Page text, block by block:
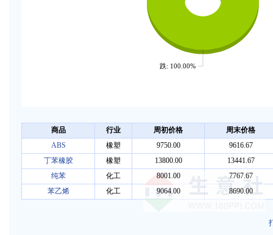
跌: 100.00%
商品 行业 周初价格
周末价格
ABS
橡塑 9750.00
9616.67
丁苯橡胶
橡塑 13800.00
13441.67
纯苯
化工 8001.00
7767.67
苯乙烯
化工 9064.00 8690.00